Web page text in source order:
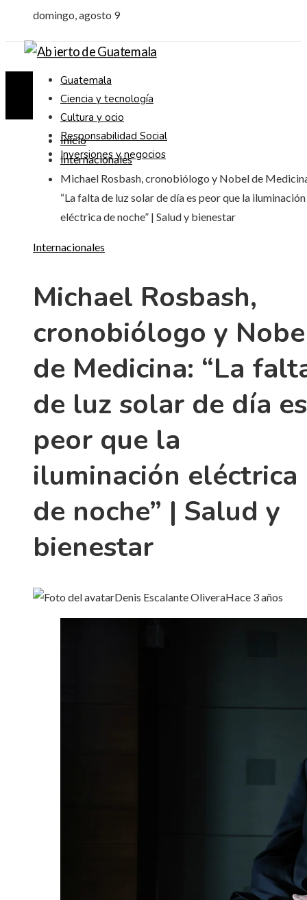
domingo, agosto 9
Guatemala
Ciencia y tecnología
Cultura y ocio
Responsabilidad Social
Inversiones y negocios
Inicio
Internacionales
Michael Rosbash, cronobiólogo y Nobel de
“La falta de luz solar de día es peor que la iluminación
eléctrica de noche” | Salud y bienestar
Internacionales
Michael Rosbash,
cronobiólogo y
de Medicina: “La
de luz solar de día es
peor que la
iluminación eléctrica
de noche” | Salud y
bienestar
Denis Escalante OliveraHace 3 años